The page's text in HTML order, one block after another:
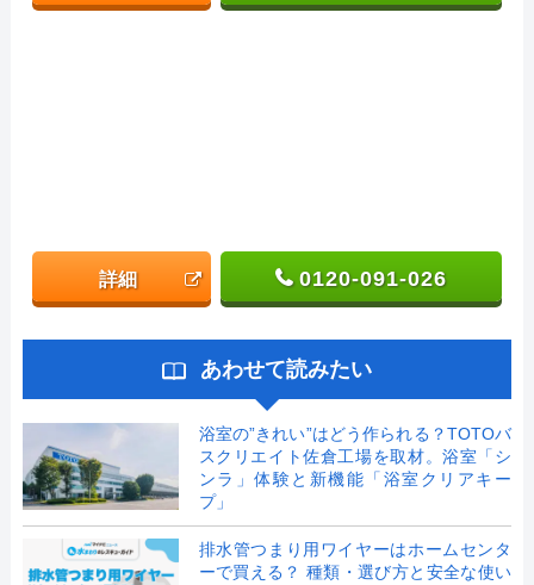
詳細 0120-091-026
あわせて読みたい
浴室の”きれい”はどう作られる？TOTOバ
スクリエイト佐倉工場を取材。浴室「シ
ンラ」体験と新機能「浴室クリアキー
プ」
排水管つまり用ワイヤーはホームセンタ
ーで買える？ 種類・選び方と安全な使い